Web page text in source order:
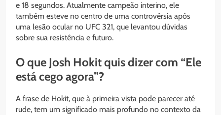
e 18 segundos. Atualmente campeão interino, ele
também esteve no centro de uma controvérsia após
uma lesão ocular no UFC 321, que levantou dúvidas
sobre sua resistência e futuro.
O que Josh Hokit quis dizer com “Ele
está cego agora”?
A frase de Hokit, que à primeira vista pode parecer até
rude, tem um significado mais profundo no contexto da